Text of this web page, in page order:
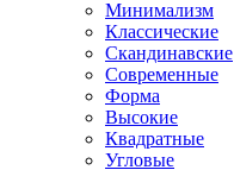
Минимализм
Классические
Скандинавские
Современные
Форма
Высокие
Квадратные
Угловые